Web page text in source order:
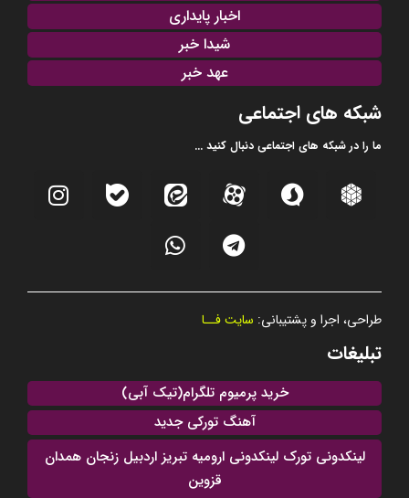
اخبار پایداری
شیدا خبر
عهد خبر
شبکه های اجتماعی
ما را در شبکه های اجتماعی دنبال کنید ...
طراحی، اجرا و پشتیبانی: سایت فــا
تبلیغات
خرید پرمیوم تلگرام(تیک آبی)
آهنگ تورکی جدید
لینکدونی تورک لینکدونی ارومیه تبریز اردبیل زنجان همدان
قزوین